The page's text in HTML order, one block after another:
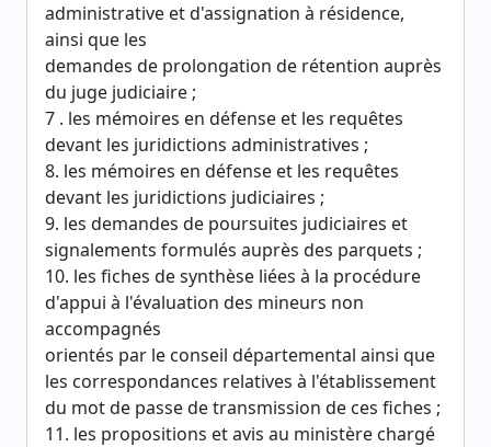
administrative et d'assignation à résidence,
ainsi que les
demandes de prolongation de rétention auprès
du juge judiciaire ;
7 . les mémoires en défense et les requêtes
devant les juridictions administratives ;
8. les mémoires en défense et les requêtes
devant les juridictions judiciaires ;
9. les demandes de poursuites judiciaires et
signalements formulés auprès des parquets ;
10. les fiches de synthèse liées à la procédure
d'appui à l'évaluation des mineurs non
accompagnés
orientés par le conseil départemental ainsi que
les correspondances relatives à l'établissement
du mot de passe de transmission de ces fiches ;
11. les propositions et avis au ministère chargé